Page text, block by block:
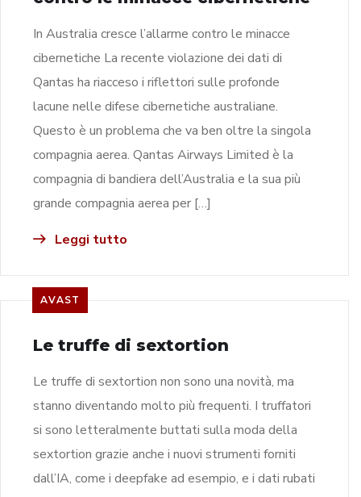
In Australia cresce l’allarme contro le minacce
cibernetiche La recente violazione dei dati di
Qantas ha riacceso i riflettori sulle profonde
lacune nelle difese cibernetiche australiane.
Questo è un problema che va ben oltre la singola
compagnia aerea. Qantas Airways Limited è la
compagnia di bandiera dell’Australia e la sua più
grande compagnia aerea per […]
Leggi tutto
AVAST
Le truffe di sextortion
Le truffe di sextortion non sono una novità, ma
stanno diventando molto più frequenti. I truffatori
si sono letteralmente buttati sulla moda della
sextortion grazie anche i nuovi strumenti forniti
dall’IA, come i deepfake ad esempio, e i dati rubati